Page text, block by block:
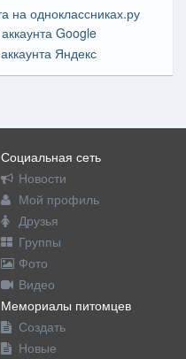
Социальная сеть
Новости
Мой профиль
Друзья
Группы
Фото
Видео
Мемориалы питомцев
Создать
Новые